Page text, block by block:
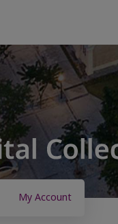
My Account